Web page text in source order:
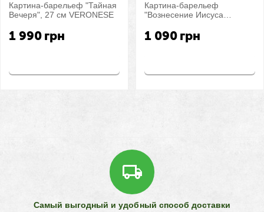
Картина-барельеф "Тайная
Вечеря", 27 см VERONESE
1 990 грн
Картина-барельеф
"Вознесение Иисуса
VERONESE
1 090 грн
Самый выгодный и удобный способ доставки